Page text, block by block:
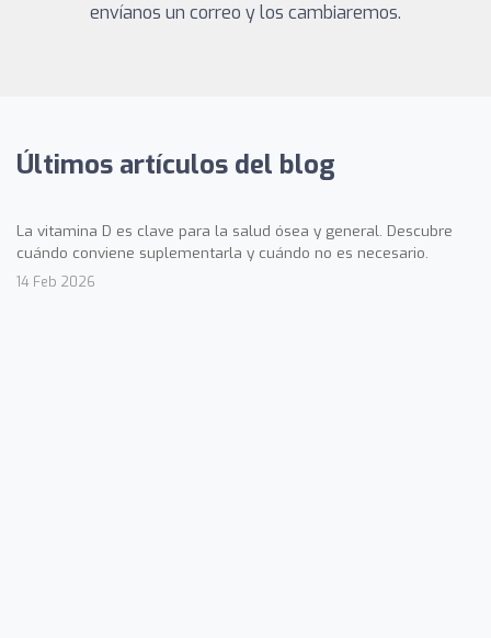
envíanos un correo y los cambiaremos.
Últimos artículos del blog
La vitamina D es clave para la salud ósea y general. Descubre
cuándo conviene suplementarla y cuándo no es necesario.
14 Feb 2026